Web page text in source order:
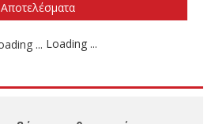
Δεν ξέρω/δεν απαντώ